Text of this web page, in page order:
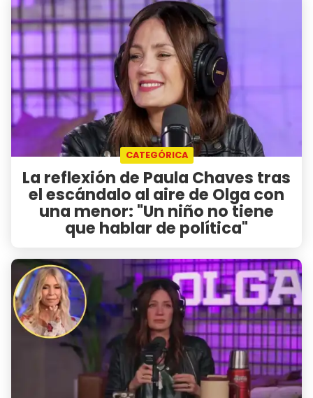
CATEGÓRICA
La reflexión de Paula Chaves tras
el escándalo al aire de Olga con
una menor: "Un niño no tiene
que hablar de política"